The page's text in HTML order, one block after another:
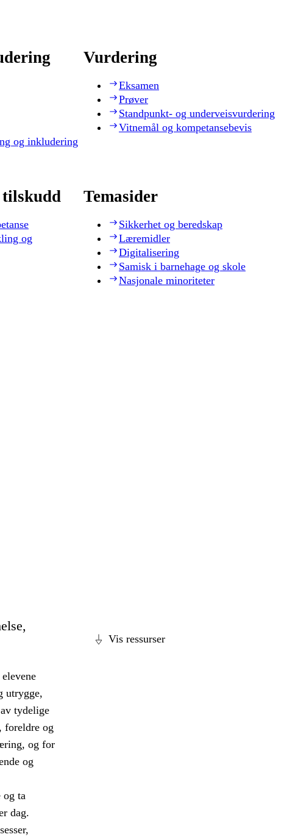
og inkludering
Vurdering
Eksamen
Prøver
Standpunkt- og underveisvurdering
Vitnemål og kompetansebevis
tilskudd
og
Temasider
Sikkerhet og beredskap
Læremidler
Digitalisering
Samisk i barnehage og skole
Nasjonale minoriteter
Vis ressurser
utrygge,
tydelige
foreldre og
og for
og
og ta
dag.